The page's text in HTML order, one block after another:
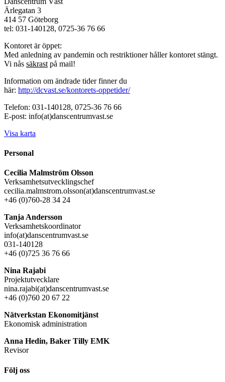
Ärlegatan 3
414 57 Göteborg
tel: 031-140128, 0725-36 76 66
Kontoret är öppet:
Med anledning av pandemin och restriktioner håller kontoret stängt.
Vi nås säkrast på mail!
Information om ändrade tider finner du
här: http://dcvast.se/kontorets-oppetider/
Telefon: 031-140128, 0725-36 76 66
E-post: info(at)danscentrumvast.se
Visa karta
Personal
Cecilia Malmström Olsson
Verksamhetsutvecklingschef
cecilia.malmstrom.olsson(at)danscentrumvast.se
+46 (0)760-28 34 24
Tanja Andersson
Verksamhetskoordinator
info(at)danscentrumvast.se
031-140128
+46 (0)725 36 76 66
Nina Rajabi
Projektutvecklare
nina.rajabi(at)danscentrumvast.se
+46 (0)760 20 67 22
Nätverkstan Ekonomitjänst
Ekonomisk administration
Anna Hedin, Baker Tilly EMK
Revisor
Följ oss